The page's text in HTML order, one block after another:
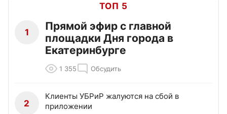
ТОП 5
1
Прямой эфир с главной
площадки Дня города в
Екатеринбурге
1 355 Обсудить
2
Клиенты УБРиР жалуются на сбой в
приложении